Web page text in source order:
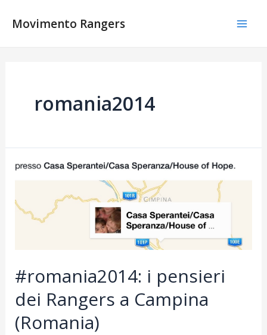
Movimento Rangers
romania2014
#romania2014: i pensieri
dei Rangers a Campina
(Romania)